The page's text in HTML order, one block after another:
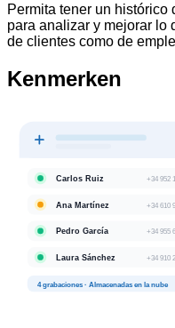
Permita tener un
para analizar y mejorar lo
de clientes como de
Kenmerken
Carlos Ruiz +34 952
Ana Martínez +34 610
Pedro García +34 955
Laura Sánchez +34 910
4 grabaciones · Almacenadas en la nube